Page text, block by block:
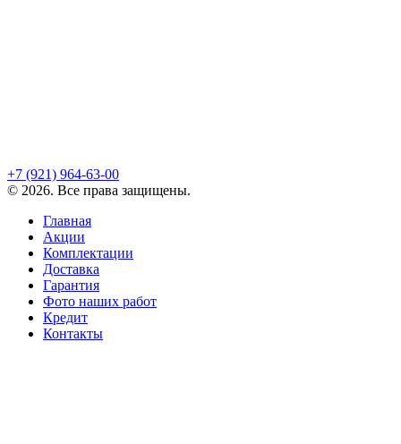
+7 (921) 964-63-00
© 2026. Все права защищены.
Главная
Акции
Комплектации
Доставка
Гарантия
Фото наших работ
Кредит
Контакты